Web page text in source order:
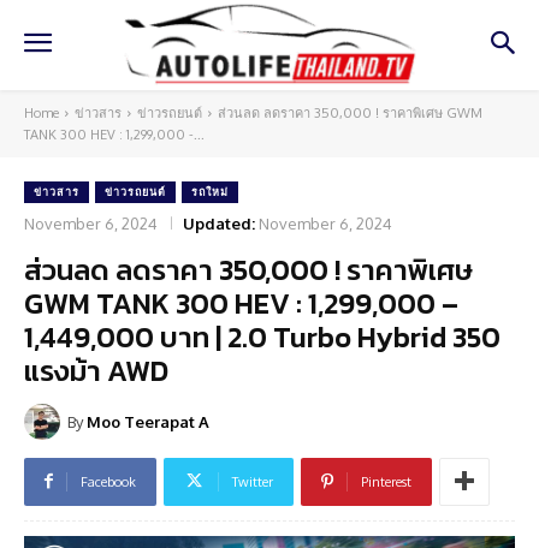
Home ข่าวสาร ข่าวรถยนต์
ส่วนลด ลดราคา 350,000 ! ราคาพิเศษ GWM
TANK 300 HEV : 1,299,000 -...
ข่าวสาร ข่าวรถยนต์ รถใหม่
November 6, 2024 Updated: November 6, 2024
ส่วนลด ลดราคา 350,000 ! ราคาพิเศษ
GWM TANK 300 HEV : 1,299,000 –
1,449,000 บาท | 2.0 Turbo Hybrid 350
แรงม้า AWD
By Moo Teerapat A
Facebook Twitter Pinterest